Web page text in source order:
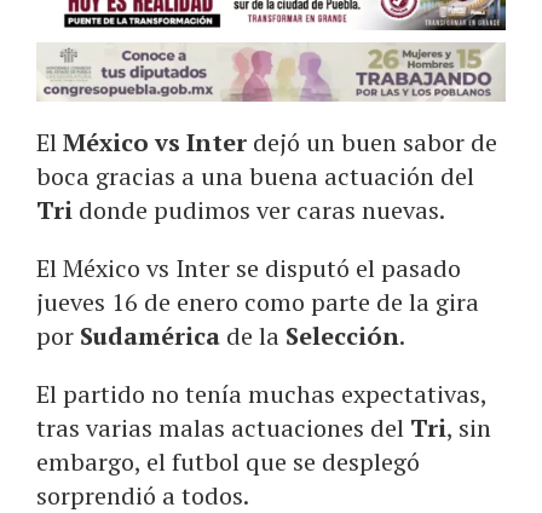
ElMéxico vs Inter dejó un buen sabor de
boca gracias a una buena actuación del
Tri donde pudimos ver caras nuevas.
El México vs Inter se disputó el pasado
jueves 16 de enero como parte de la gira
por Sudamérica de la Selección.
El partido no tenía muchas expectativas,
tras varias malas actuaciones del Tri, sin
embargo, el futbol que se desplegó
sorprendió a todos.